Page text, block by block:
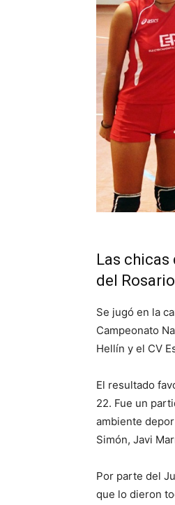
Las
del Rosario
Se jugó en la
Campeonato
Hellín y el CV
El resultado
22. Fue un
ambiente
Simón, Javi
Por parte del
que lo dieron